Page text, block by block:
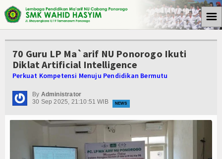
Beranda
Tulisan
Media Cyto Farma
Pendidikan
☰
70 Guru LP Ma`arif NU Ponorogo Ikuti
Diklat Artificial Intelligence
Perkuat Kompetensi Menuju Pendidikan Bermutu
By Administrator
30 Sep 2025, 21:10:51 WIB
NEWS